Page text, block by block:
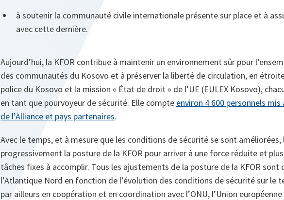
à soutenir la communauté civile internationale présente sur place et à
avec cette dernière.
Aujourd’hui, la KFOR contribue à maintenir un environnement sûr pour
des communautés du Kosovo et à préserver la liberté de circulation, en
police du Kosovo et la mission « État de droit » de l’UE (EULEX Kosovo),
en tant que pourvoyeur de sécurité. Elle compte environ 4 600 personnels
de l’Alliance et pays partenaires.
Avec le temps, et à mesure que les conditions de sécurité se sont améliorées,
progressivement la posture de la KFOR pour arriver à une force réduite et
tâches fixes à accomplir. Tous les ajustements de la posture de la KFOR sont
l’Atlantique Nord en fonction de l’évolution des conditions de sécurité sur le
par ailleurs en coopération et en coordination avec l’ONU, l’Union